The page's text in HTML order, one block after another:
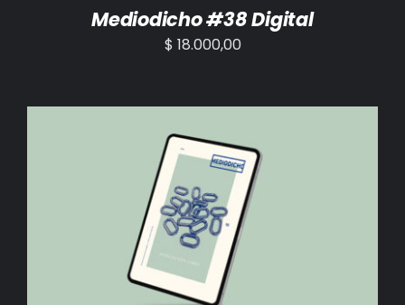
Mediodicho #38 Digital
$ 18.000,00
AÑADIR AL CARRITO /